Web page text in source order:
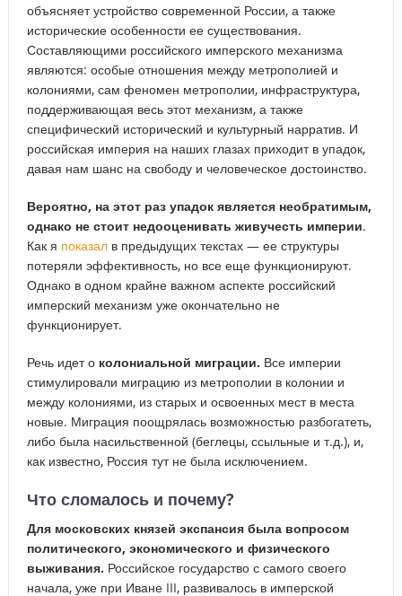
объясняет устройство современной России, а также
исторические особенности ее существования.
Составляющими российского имперского механизма
являются: особые отношения между метрополией и
колониями, сам феномен метрополии, инфраструктура,
поддерживающая весь этот механизм, а также
специфический исторический и культурный нарратив. И
российская империя на наших глазах приходит в упадок,
давая нам шанс на свободу и человеческое достоинство.
Вероятно, на этот раз упадок является необратимым,
однако не стоит недооценивать живучесть империи.
Как я показалв предыдущих текстах — ее структуры
потеряли эффективность, но все еще функционируют.
Однако в одном крайне важном аспекте российский
имперский механизм уже окончательно не
функционирует.
Речь идет о колониальной миграции. Все империи
стимулировали миграцию из метрополии в колонии и
между колониями, из старых и освоенных мест в места
новые. Миграция поощрялась возможностью разбогатеть,
либо была насильственной (беглецы, ссыльные и т.д.), и,
как известно, Россия тут не была исключением.
Что сломалось и почему?
Для московских князей экспансия была вопросом
политического, экономического и физического
выживания. Российское государство с самого своего
начала, уже при Иване III, развивалось в имперской